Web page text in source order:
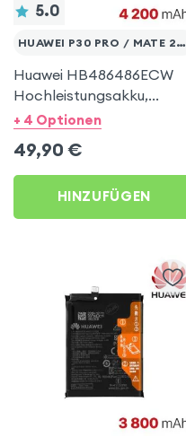
5.0
HUAWEI P30 PRO / MATE 20 PRO
Huawei HB486486ECW
Hochleistungsakku,
4200mAh Austausch-
Mate 20 Pro
+ 4 Optionen
49,90 €
HINZUFÜGEN